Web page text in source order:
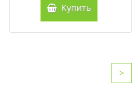
Купить
>